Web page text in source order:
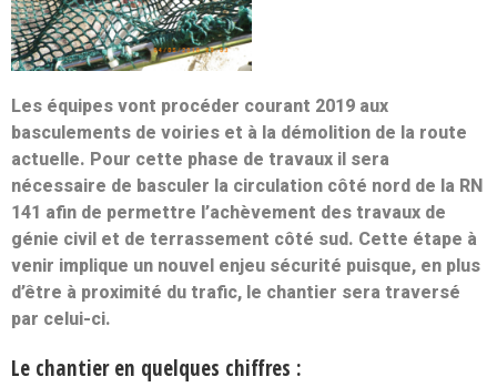
Les équipes vont procéder courant 2019 aux
basculements de voiries et à la démolition de la route
actuelle. Pour cette phase de travaux il sera
nécessaire de basculer la circulation côté nord de la RN
141 afin de permettre l’achèvement des travaux de
génie civil et de terrassement côté sud. Cette étape à
venir implique un nouvel enjeu sécurité puisque, en plus
d’être à proximité du trafic, le chantier sera traversé
par celui-ci.
Le chantier en quelques chiffres :